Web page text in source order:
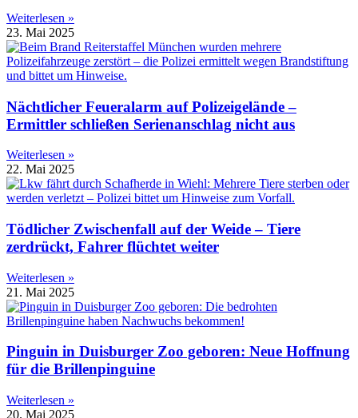
Weiterlesen »
23. Mai 2025
Nächtlicher Feueralarm auf Polizeigelände –
Ermittler schließen Serienanschlag nicht aus
Weiterlesen »
22. Mai 2025
Tödlicher Zwischenfall auf der Weide – Tiere
zerdrückt, Fahrer flüchtet weiter
Weiterlesen »
21. Mai 2025
Pinguin in Duisburger Zoo geboren: Neue Hoffnung
für die Brillenpinguine
Weiterlesen »
20. Mai 2025